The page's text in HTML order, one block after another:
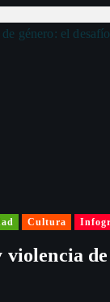
Cultura